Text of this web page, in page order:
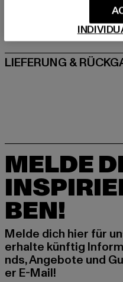
GRÖSSE &
PFLEGEHINWEISE
LIEFERUNG &
MELDE
BEN!
Melde dich hier für
erhalte künftig
nds, Angebote und
er E-Mail!